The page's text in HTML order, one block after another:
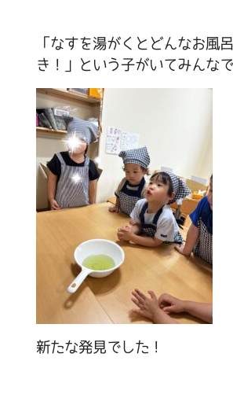
「なすを湯がくとどんなお風
き！」という子がいてみんな
新たな発見でした！